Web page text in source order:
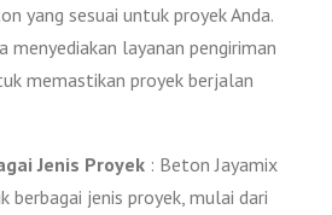
yang sesuai untuk proyek Anda.
menyediakan layanan pengiriman
memastikan proyek berjalan
Jenis Proyek : Beton Jayamix
berbagai jenis proyek, mulai dari